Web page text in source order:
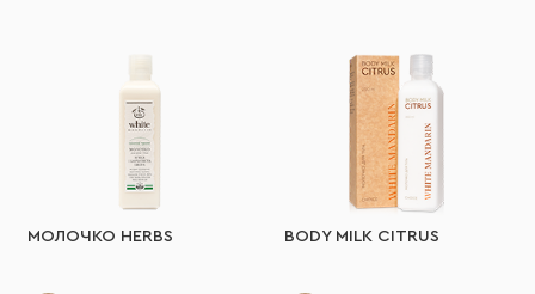
МОЛОЧКО HERBS BODY MILK CITRUS